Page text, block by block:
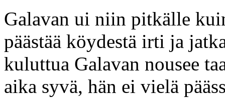
Galavan ui niin pitkälle
päästää köydestä irti ja
kuluttua Galavan nousee
aika syvä, hän ei vielä